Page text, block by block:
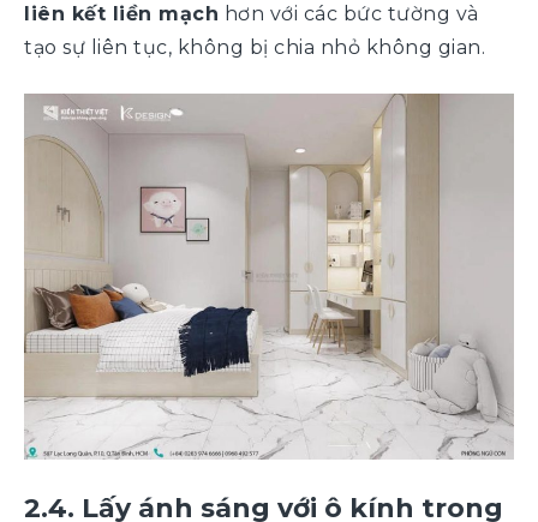
liên kết liền mạch hơn với các bức tường và
tạo sự liên tục, không bị chia nhỏ không gian.
2.4. Lấy ánh sáng với ô kính trong